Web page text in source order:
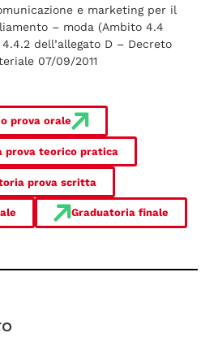
e marketing per il
– moda (Ambito 4.4
dell’allegato D – Decreto
07/09/2011
prova orale
prova teorico pratica
prova scritta
Graduatoria finale